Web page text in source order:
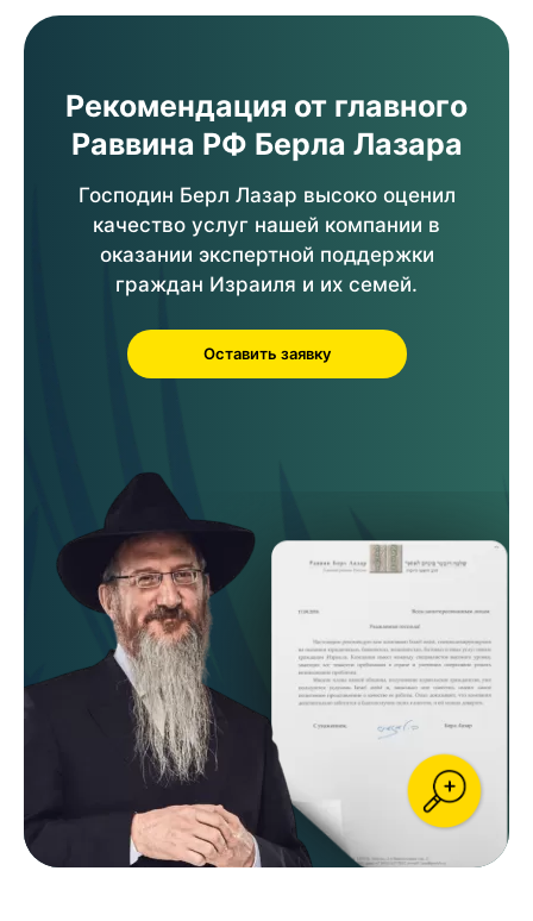
Рекомендация от главного
Раввина РФ Берла Лазара
Господин Берл Лазар высоко оценил
качество услуг нашей компании в
оказании экспертной поддержки
граждан Израиля и их семей.
Оставить заявку